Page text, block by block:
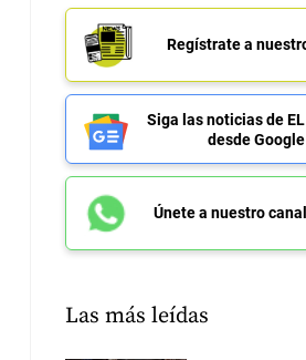
Regístrate a
Siga las noticias de EL
desde
Únete a nuestro
Las más leídas